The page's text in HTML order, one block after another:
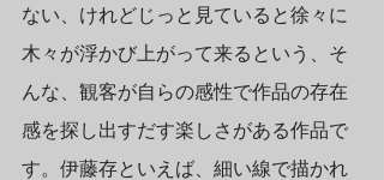
ない、けれどじっと見ていると徐々に
木々が浮かび上がって来るという、そ
んな、観客が自らの感性で作品の存在
感を探し出すだす楽しさがある作品で
す。伊藤存といえば、細い線で描かれ